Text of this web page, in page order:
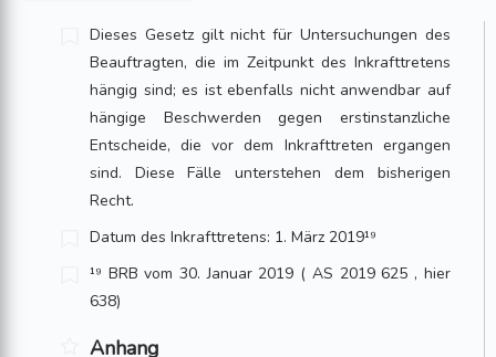
Dieses Gesetz gilt nicht für Untersuchungen des
Beauftragten, die im Zeitpunkt des Inkrafttretens
hängig sind; es ist ebenfalls nicht anwendbar auf
hän­gige Beschwerden gegen erstinstanzliche
Entscheide, die vor dem Inkrafttreten ergangen
sind. Diese Fälle unterstehen dem bisherigen
Recht.
Datum des Inkrafttretens: 1. März 2019¹⁹
¹⁹ BRB vom 30. Januar 2019 ( AS 2019 625 , hier
638)
Anhang